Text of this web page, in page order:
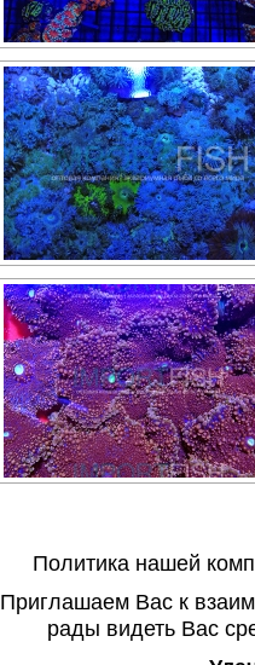
Политика нашей
Приглашаем Вас к
рады видеть Вас